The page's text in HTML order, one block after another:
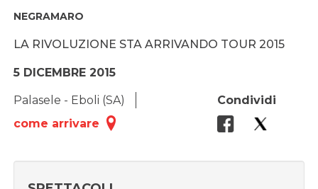
NEGRAMARO
LA RIVOLUZIONE STA ARRIVANDO TOUR 2015
5 DICEMBRE 2015
Palasele - Eboli (SA)
come arrivare
Condividi